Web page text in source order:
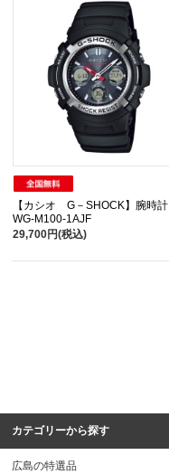
【カシオ G－SHOCK】腕時
WG-M100-1AJF
29,700円(税込)
カテゴリーから探す
広島の特選品